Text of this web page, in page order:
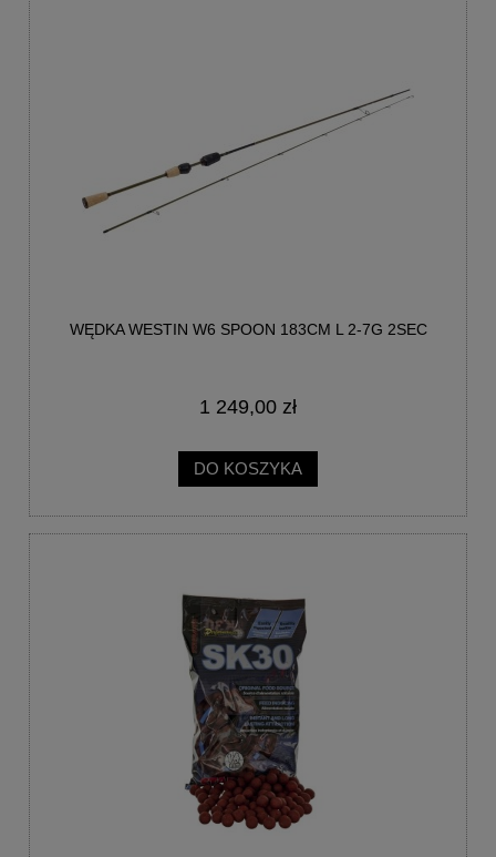
WĘDKA WESTIN W6 SPOON 183CM L 2-7G 2SEC
1 249,00 zł
DO KOSZYKA